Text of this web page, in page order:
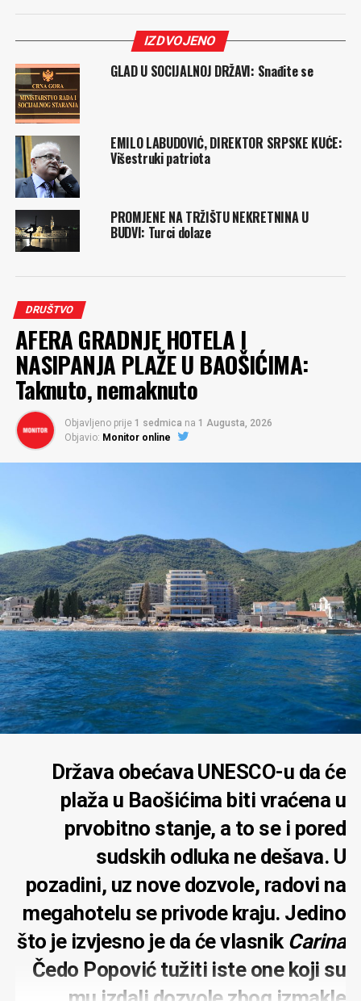
IZDVOJENO
GLAD U SOCIJALNOJ DRŽAVI: Snađite se
EMILO LABUDOVIĆ, DIREKTOR SRPSKE KUĆE:
Višestruki patriota
PROMJENE NA TRŽIŠTU NEKRETNINA U
BUDVI: Turci dolaze
DRUŠTVO
AFERA GRADNJE HOTELA I
NASIPANJA PLAŽE U BAOŠIĆIMA:
Taknuto, nemaknuto
Objavljeno prije 1 sedmica na 1 Augusta, 2026
Objavio: Monitor online
Država obećava UNESCO-u da će
plaža u Baošićima biti vraćena u
prvobitno stanje, a to se i pored
sudskih odluka ne dešava. U
pozadini, uz nove dozvole, radovi na
megahotelu se privode kraju. Jedino
što je izvjesno je da će vlasnik Carina
Čedo Popović tužiti iste one koji su